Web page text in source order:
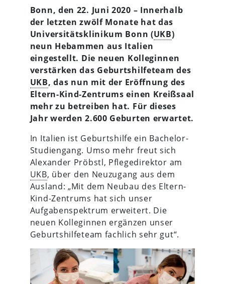
Bonn, den 22. Juni 2020 – Innerhalb
der letzten zwölf Monate hat das
Universitätsklinikum Bonn (UKB)
neun Hebammen aus Italien
eingestellt. Die neuen Kolleginnen
verstärken das Geburtshilfeteam des
UKB, das nun mit der Eröffnung des
Eltern-Kind-Zentrums einen Kreißsaal
mehr zu betreiben hat. Für dieses
Jahr werden 2.600 Geburten erwartet.
In Italien ist Geburtshilfe ein Bachelor-
Studiengang. Umso mehr freut sich
Alexander Pröbstl, Pflegedirektor am
UKB, über den Neuzugang aus dem
Ausland: „Mit dem Neubau des Eltern-
Kind-Zentrums hat sich unser
Aufgabenspektrum erweitert. Die
neuen Kolleginnen ergänzen unser
Geburtshilfeteam fachlich sehr gut“.